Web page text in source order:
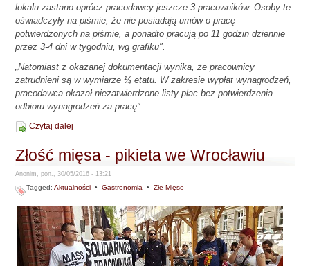
lokalu zastano oprócz pracodawcy jeszcze 3 pracowników. Osoby te
oświadczyły na piśmie, że nie posiadają umów o pracę
potwierdzonych na piśmie, a ponadto pracują po 11 godzin dziennie
przez 3-4 dni w tygodniu, wg grafiku".
„Natomiast z okazanej dokumentacji wynika, że pracownicy
zatrudnieni są w wymiarze ¼ etatu. W zakresie wypłat wynagrodzeń,
pracodawca okazał niezatwierdzone listy płac bez potwierdzenia
odbioru wynagrodzeń za pracę”.
Czytaj dalej
Złość mięsa - pikieta we Wrocławiu
Anonim, pon., 30/05/2016 - 13:21
Tagged:Aktualności •Gastronomia •Złe Mięso